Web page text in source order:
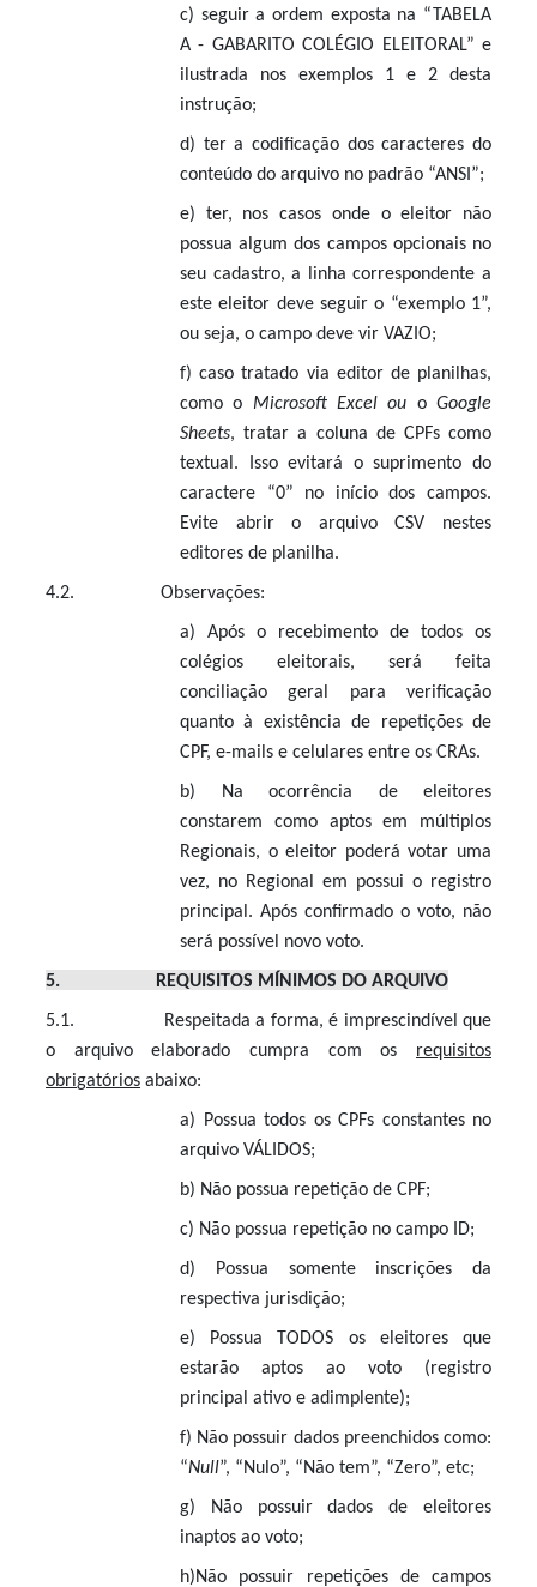
c) seguir a ordem exposta na “TABELA
A - GABARITO COLÉGIO ELEITORAL” e
ilustrada nos exemplos 1 e 2 desta
instrução;
d) ter a codificação dos caracteres do
conteúdo do arquivo no padrão “ANSI”;
e) ter, nos casos onde o eleitor não
possua algum dos campos opcionais no
seu cadastro, a linha correspondente a
este eleitor deve seguir o “exemplo 1”,
ou seja, o campo deve vir VAZIO;
f)caso tratado via editor de planilhas,
como o Microsoft Excel ou oGoogle
Sheets, tratar a coluna de CPFs como
textual. Isso evitará o suprimento do
caractere “0” no início dos campos.
Evite abrir o arquivo CSV nestes
editores de planilha.
4.2. Observações:
a) Após o recebimento de todos os
colégios eleitorais, será feita
conciliação geral para verificação
quanto à existência de repetições de
CPF, e-mails e celulares entre os CRAs.
b)
Na ocorrência de eleitores
constarem como aptos em múltiplos
Regionais, o eleitor poderá votar uma
vez, no Regional em possui o registro
principal. Após confirmado o voto, não
será possível novo voto.
5. REQUISITOS MÍNIMOS DO ARQUIVO
5.1. Respeitada a forma, é imprescindível que
o arquivo elaborado cumpra com os requisitos
obrigatórios abaixo:
a)
Possua todos os CPFs constantes no
arquivo VÁLIDOS;
b) Não possua repetição de CPF;
c) Não possua repetição no campo ID;
d)
Possua somente inscrições da
respectiva jurisdição;
e)
Possua TODOS os eleitores que
estarão aptos ao voto (registro
principal ativo e adimplente);
f) Não possuir dados preenchidos como:
“Null”, “Nulo”, “Não tem”, “Zero”, etc;
g)
Não possuir dados de eleitores
inaptos ao voto;
h)Não possuir repetições de campos